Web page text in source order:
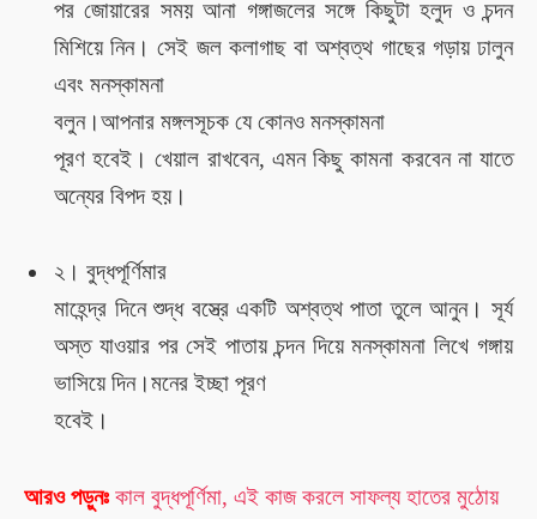
পর জোয়ারের সময় আনা গঙ্গাজলের সঙ্গে কিছুটা হলুদও চন্দন
মিশিয়েনিন। সেই জল কলাগাছবাঅশ্বত্থ গাছের গড়ায়ঢালুন
এবং মনস্কামনা
বলুন।আপনার মঙ্গলসূচক যে কোনও মনস্কামনা
পূরণ হবেই । খেয়াল রাখবেন, এমন কিছু কামনা করবেন না যাতে
অন্যের বিপদ হয়।
২। বুদ্ধপূর্ণিমার
মাহেন্দ্র দিনে শুদ্ধ বস্ত্রে একটি অশ্বত্থ পাতা তুলে আনুন।সূর্য
অস্ত যাওয়ার পরসেইপাতায় চন্দন দিয়ে মনস্কামনা লিখে গঙ্গায়
ভাসিয়ে দিন।মনের ইচ্ছা পূরণ
হবেই।
আরও পড়ুনঃ কাল বুদ্ধপূর্ণিমা, এই কাজ করলে সাফল্য হাতের মুঠোয়